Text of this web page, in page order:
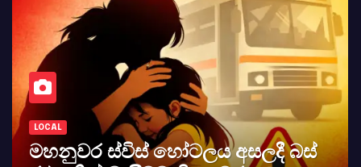
LOCAL
මහනුවර ස්විස් හෝටලය අසලදී බස්